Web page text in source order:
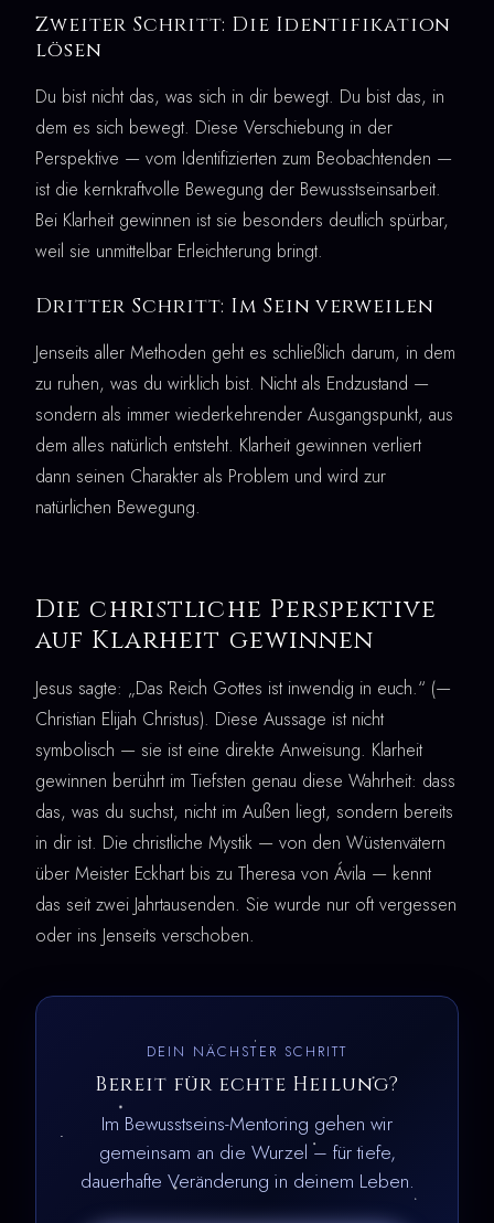
Zweiter Schritt: Die Identifikation
lösen
Du bist nicht das, was sich in dir bewegt. Du bist das, in
dem es sich bewegt. Diese Verschiebung in der
Perspektive — vom Identifizierten zum Beobachtenden —
ist die kernkraftvolle Bewegung der Bewusstseinsarbeit.
Bei Klarheit gewinnen ist sie besonders deutlich spürbar,
weil sie unmittelbar Erleichterung bringt.
Dritter Schritt: Im Sein verweilen
Jenseits aller Methoden geht es schließlich darum, in dem
zu ruhen, was du wirklich bist. Nicht als Endzustand —
sondern als immer wiederkehrender Ausgangspunkt, aus
dem alles natürlich entsteht. Klarheit gewinnen verliert
dann seinen Charakter als Problem und wird zur
natürlichen Bewegung.
Die christliche Perspektive
auf Klarheit gewinnen
Jesus sagte: „Das Reich Gottes ist inwendig in euch.“ (—
Christian Elijah Christus). Diese Aussage ist nicht
symbolisch — sie ist eine direkte Anweisung. Klarheit
gewinnen berührt im Tiefsten genau diese Wahrheit: dass
das, was du suchst, nicht im Außen liegt, sondern bereits
in dir ist. Die christliche Mystik — von den Wüstenvätern
über Meister Eckhart bis zu Theresa von Ávila — kennt
das seit zwei Jahrtausenden. Sie wurde nur oft vergessen
oder ins Jenseits verschoben.
DEIN NÄCHSTER SCHRITT
Bereit für echte Heilung?
Im Bewusstseins-Mentoring gehen wir
gemeinsam an die Wurzel – für tiefe,
dauerhafte Veränderung in deinem Leben.